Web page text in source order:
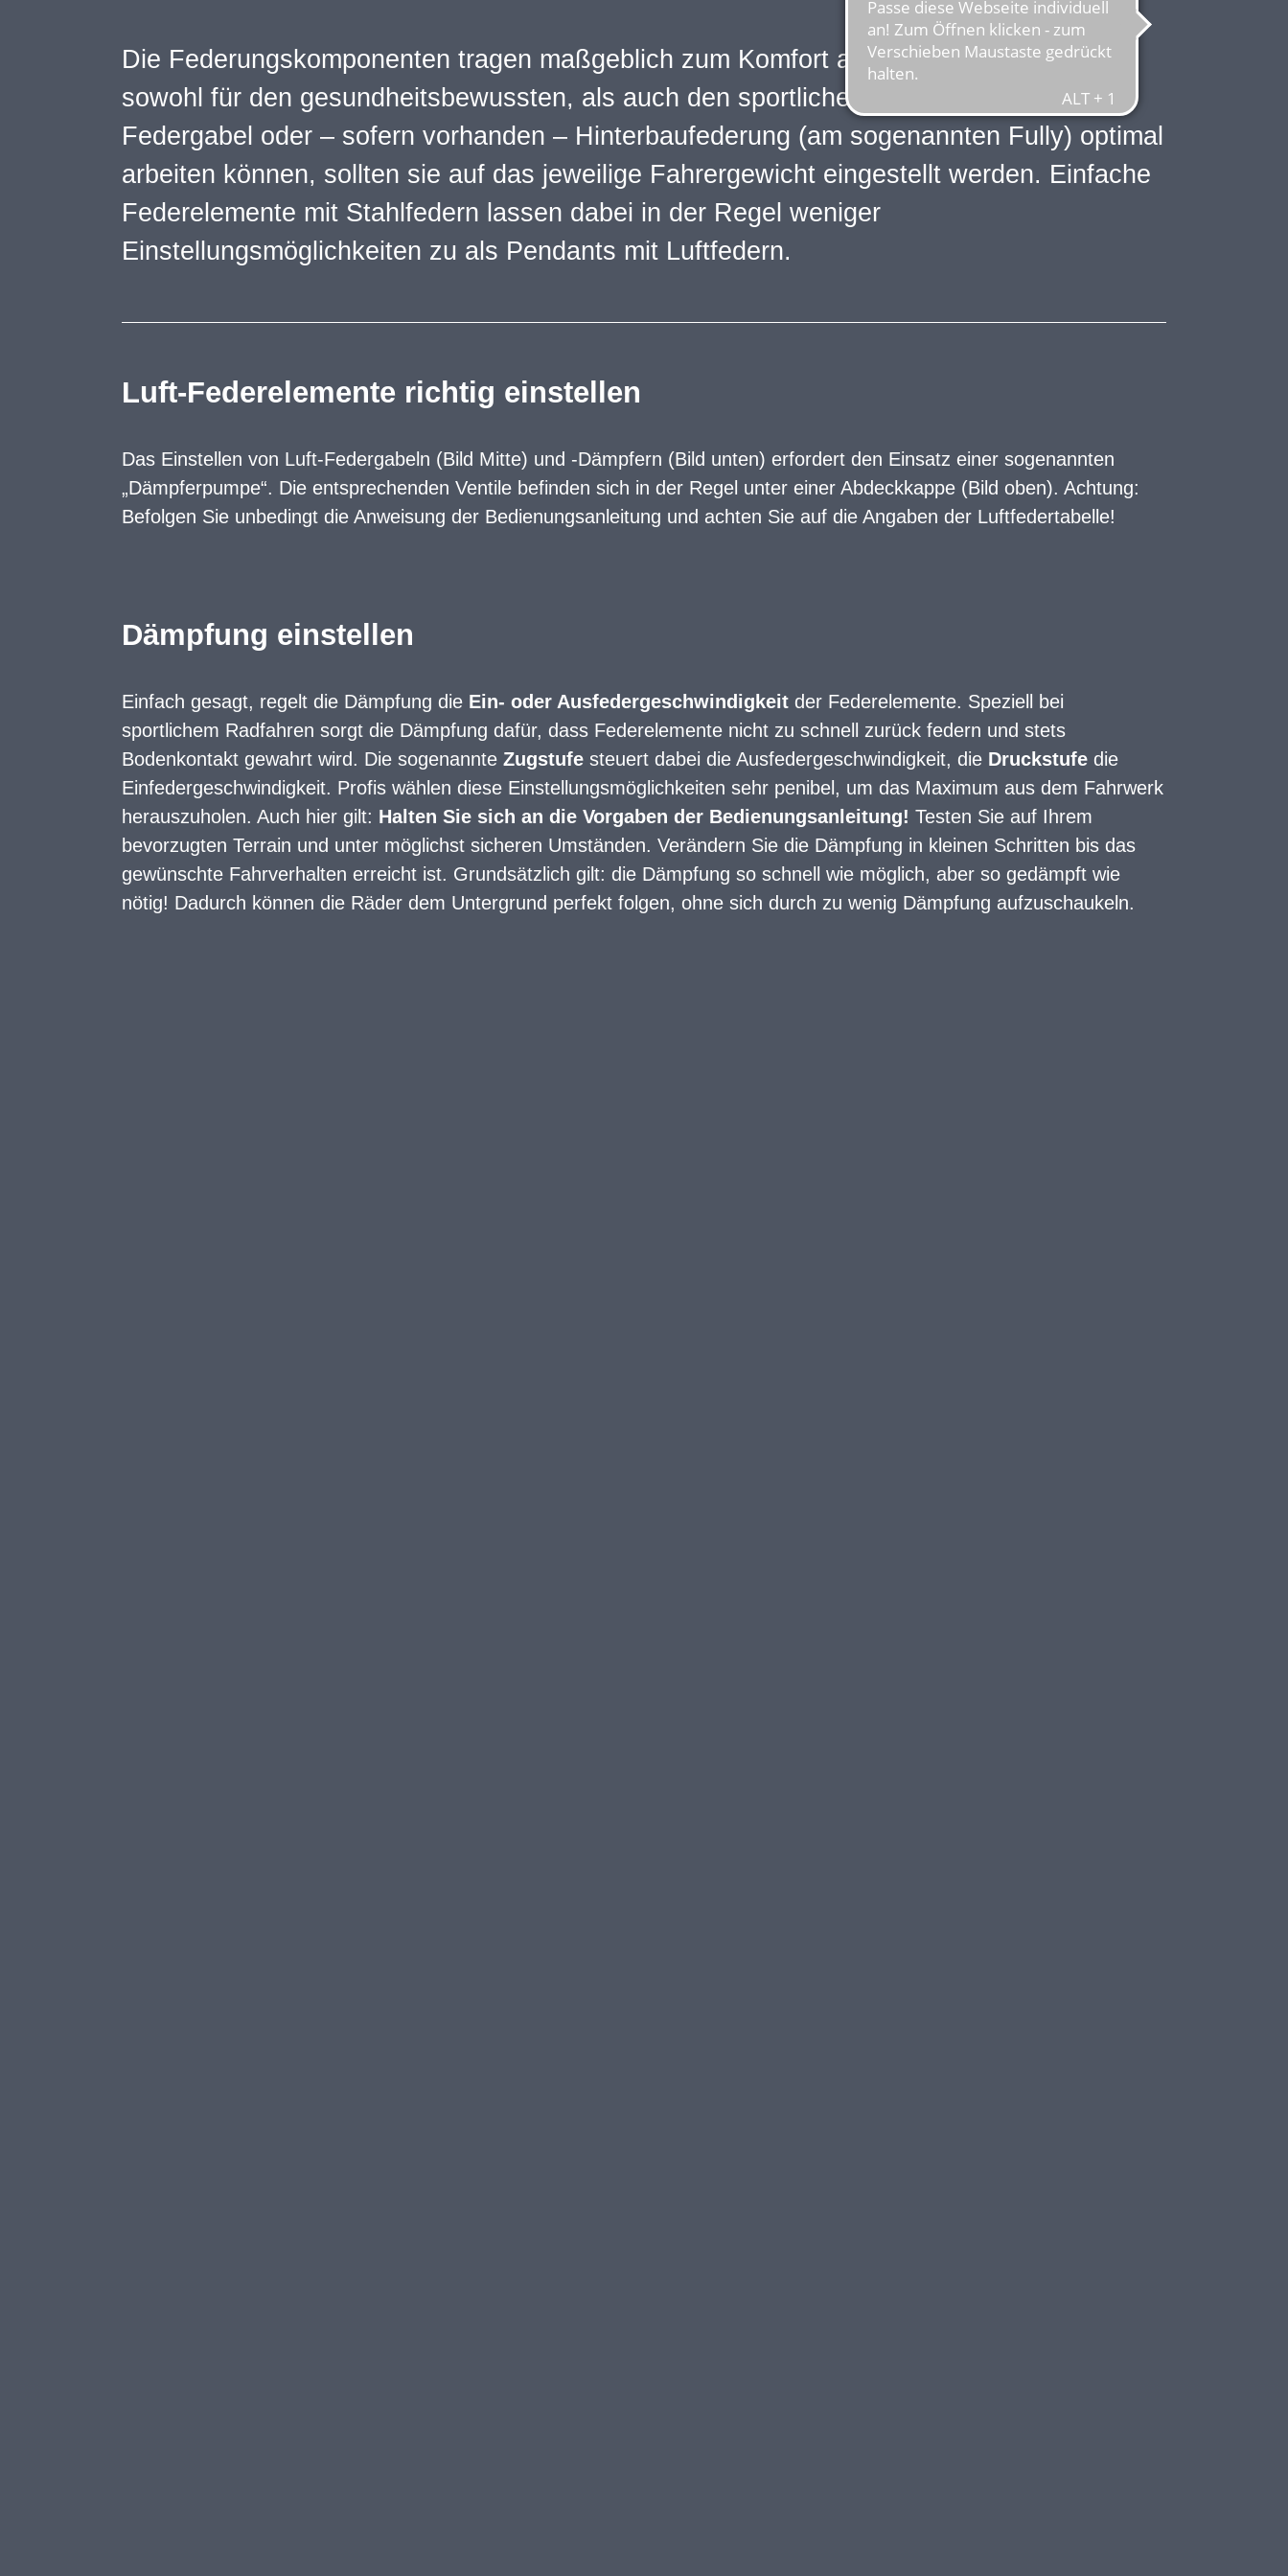
Die Federungskomponenten tragen maßgeblich zum Komfort auf dem (E-)Bike bei –
sowohl für den gesundheitsbewussten, als auch den sportlichen Fahrradfahrer. Damit
Federgabel oder – sofern vorhanden – Hinterbaufederung (am sogenannten Fully) optimal
arbeiten können, sollten sie auf das jeweilige Fahrergewicht eingestellt werden. Einfache
Federelemente mit Stahlfedern lassen dabei in der Regel weniger
Einstellungsmöglichkeiten zu als Pendants mit Luftfedern.
Luft-Federelemente richtig einstellen
Das Einstellen von Luft-Federgabeln (Bild Mitte) und -Dämpfern (Bild unten) erfordert den Einsatz einer sogenannten
„Dämpferpumpe“. Die entsprechenden Ventile befinden sich in der Regel unter einer Abdeckkappe (Bild oben). Achtung:
Befolgen Sie unbedingt die Anweisung der Bedienungsanleitung und achten Sie auf die Angaben der Luftfedertabelle!
Dämpfung einstellen
Einfach gesagt, regelt die Dämpfung die Ein- oder Ausfedergeschwindigkeit der Federelemente. Speziell bei
sportlichem Radfahren sorgt die Dämpfung dafür, dass Federelemente nicht zu schnell zurück federn und stets
Bodenkontakt gewahrt wird. Die sogenannte Zugstufe steuert dabei die Ausfedergeschwindigkeit, die Druckstufe die
Einfedergeschwindigkeit. Profis wählen diese Einstellungsmöglichkeiten sehr penibel, um das Maximum aus dem Fahrwerk
herauszuholen. Auch hier gilt: Halten Sie sich an die Vorgaben der Bedienungsanleitung! Testen Sie auf Ihrem
bevorzugten Terrain und unter möglichst sicheren Umständen. Verändern Sie die Dämpfung in kleinen Schritten bis das
gewünschte Fahrverhalten erreicht ist. Grundsätzlich gilt: die Dämpfung so schnell wie möglich, aber so gedämpft wie
nötig! Dadurch können die Räder dem Untergrund perfekt folgen, ohne sich durch zu wenig Dämpfung aufzuschaukeln.